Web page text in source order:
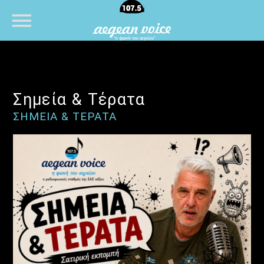
NOW ON AIR
Σημεία & Τέρατα
ΣΗΜΕΙΑ & ΤΕΡΑΤΑ